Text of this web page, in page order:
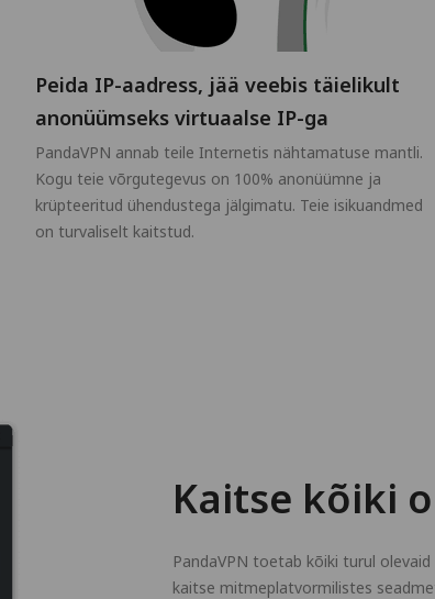
Peida IP-aadress, jää veebis täielikult
anonüümseks virtuaalse IP-ga
PandaVPN annab teile Internetis nähtamatuse mantli.
Kogu teie võrgutegevus on 100% anonüümne ja
krüpteeritud ühendustega jälgimatu. Teie isikuandmed
on turvaliselt kaitstud.
Kaitse kõiki
PandaVPN toetab kõiki turul
kaitse mitmeplatvormilistes